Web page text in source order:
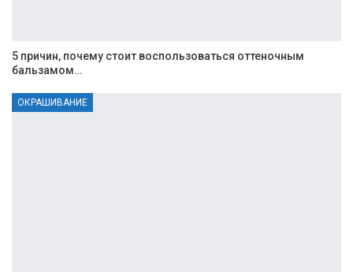
5 причин, почему стоит воспользоваться оттеночным
бальзамом…
ОКРАШИВАНИЕ